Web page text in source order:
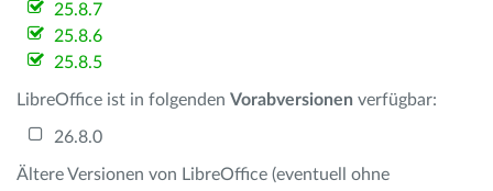
25.8.7
25.8.6
25.8.5
LibreOffice ist in folgenden Vorabversionen verfügbar:
26.8.0
Ältere Versionen von LibreOffice (eventuell ohne